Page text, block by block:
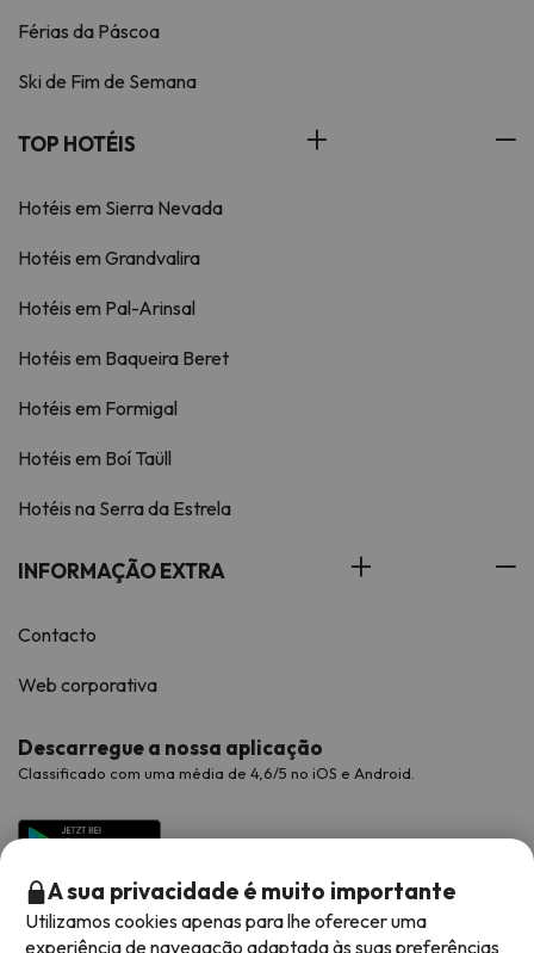
Férias da Páscoa
Ski de Fim de Semana
TOP HOTÉIS
Hotéis em Sierra Nevada
Hotéis em Grandvalira
Hotéis em Pal-Arinsal
Hotéis em Baqueira Beret
Hotéis em Formigal
Hotéis em Boí Taüll
Hotéis na Serra da Estrela
INFORMAÇÃO EXTRA
Contacto
Web corporativa
Descarregue a nossa aplicação
Classificado com uma média de 4,6/5 no iOS e Android.
A sua privacidade é muito importante
Utilizamos cookies apenas para lhe oferecer uma
experiência de navegação adaptada às suas preferências